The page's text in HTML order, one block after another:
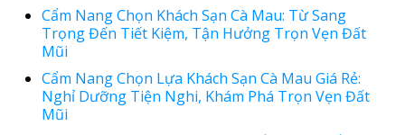
Cẩm Nang Chọn Khách Sạn Cà Mau: Từ Sang
Trọng Đến Tiết Kiệm, Tận Hưởng Trọn Vẹn Đất
Mũi
Cẩm Nang Chọn Lựa Khách Sạn Cà Mau Giá Rẻ:
Nghỉ Dưỡng Tiện Nghi, Khám Phá Trọn Vẹn Đất
Mũi